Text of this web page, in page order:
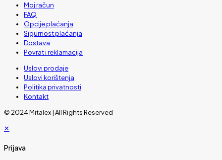
Moj račun
FAQ
Opcije plaćanja
Sigurnost plaćanja
Dostava
Povrat i reklamacija
Uslovi prodaje
Uslovi korištenja
Politika privatnosti
Kontakt
© 2024 Mitalex | All Rights Reserved
✕
Prijava